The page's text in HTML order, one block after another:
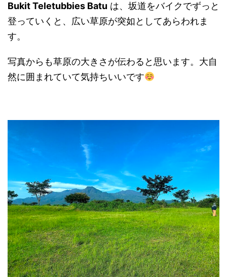
Bukit Teletubbies Batu は、坂道をバイクでずっと
登っていくと、広い草原が突如としてあらわれま
す。
写真からも草原の大きさが伝わると思います。大自
然に囲まれていて気持ちいいです